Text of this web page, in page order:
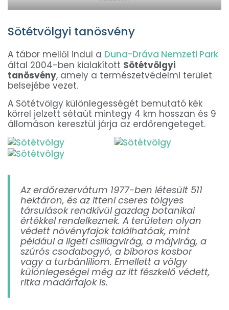
Sötétvölgyi tanösvény
A tábor mellől indul a Duna-Dráva Nemzeti Park
által 2004-ben kialakított Sötétvölgyi
tanösvény, amely a természetvédelmi terület
belsejébe vezet.
A Sötétvölgy különlegességét bemutató kék
körrel jelzett sétaút mintegy 4 km hosszan és 9
állomáson keresztül járja az erdőrengeteget.
Az erdőrezervátum 1977-ben létesült 511
hektáron, és az itteni cseres tölgyes
társulások rendkívül gazdag botanikai
értékkel rendelkeznek. A területen olyan
védett növényfajok találhatóak, mint
például a ligeti csillagvirág, a májvirág, a
szúrós csodabogyó, a bíboros kosbor
vagy a turbánliliom. Emellett a völgy
különlegeségei még az itt fészkelő védett,
ritka madárfajok is.